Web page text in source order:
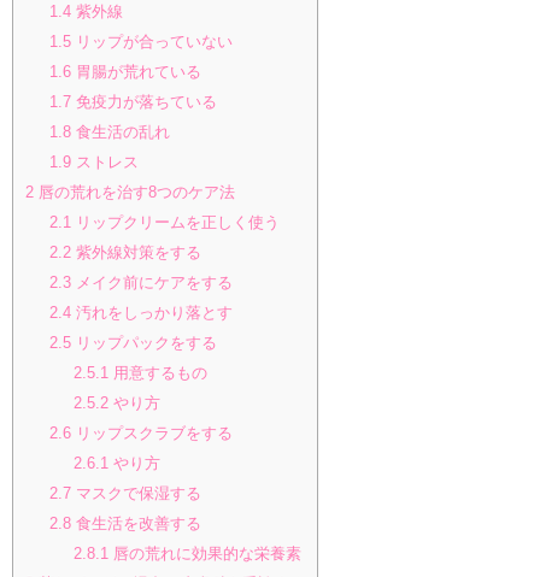
1.4紫外線
1.5リップが合っていない
1.6胃腸が荒れている
1.7免疫力が落ちている
1.8食生活の乱れ
1.9ストレス
2 唇の荒れを治す8つのケア法
2.1 リップクリームを正しく使う
2.2紫外線対策をする
2.3メイク前にケアをする
2.4汚れをしっかり落とす
2.5リップパックをする
2.5.1 用意するもの
2.5.2やり方
2.6リップスクラブをする
2.6.1 やり方
2.7マスクで保湿する
2.8食生活を改善する
2.8.1 唇の荒れに効果的な栄養素